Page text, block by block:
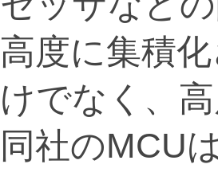
高度に集積
けでなく、
同社のMCU